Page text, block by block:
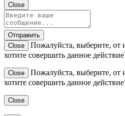
Close
Отправить
Close
Пожалуйста, выберите,
хотите совершить данное
Close
Пожалуйста, выберите,
хотите совершить данное
Close